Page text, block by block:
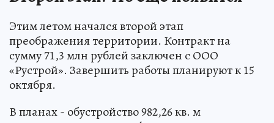
Этим летом начался второй этап
преображения территории. Контракт на
сумму 71,3 млн рублей заключен с ООО
«Рустрой». Завершить работы планируют к 15
октября.
В планах - обустройство 982,26 кв. м